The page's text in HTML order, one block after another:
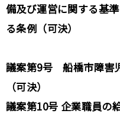
備及び運営に関する基
る条例（可決）
議案第9号 船橋市障害
（可決）
議案第10号 企業職員の